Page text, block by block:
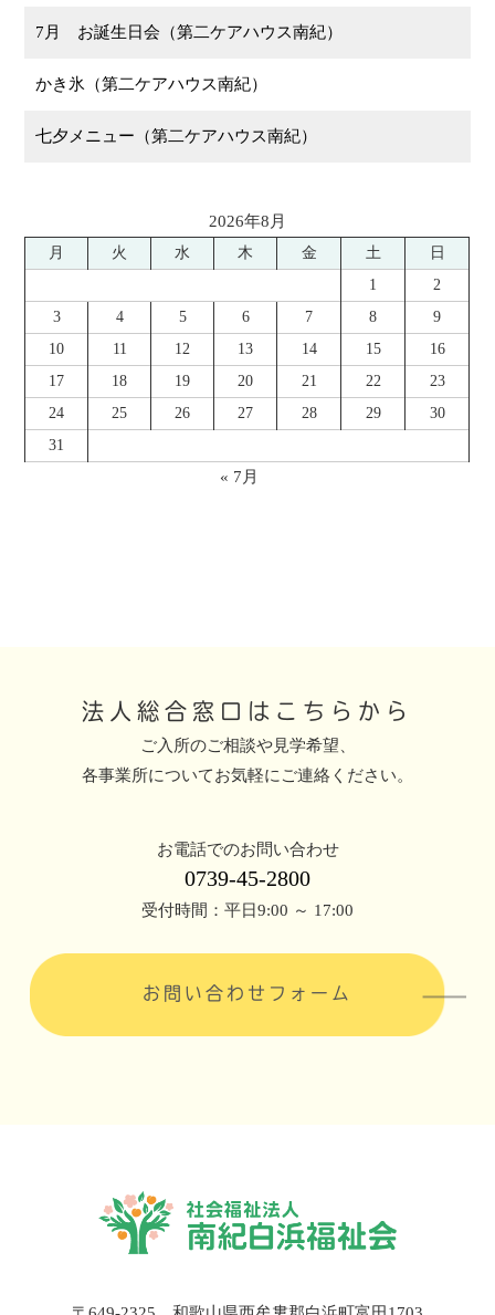
7月 お誕生日会（第二ケアハウス南紀）
かき氷（第二ケアハウス南紀）
七夕メニュー（第二ケアハウス南紀）
2026年8月
月 火 水 木 金 土
日
1
2
3
4 5 6 7 8
9
10
11 12 13 14 15
16
17
18 19 20 21 22
23
24
25 26 27 28 29
30
31
« 7月
法人総合窓口はこちらから
ご入所のご相談や見学希望、
各事業所についてお気軽にご連絡ください。
お電話でのお問い合わせ
0739-45-2800
受付時間：平日9:00 ～ 17:00
お問い合わせフォーム